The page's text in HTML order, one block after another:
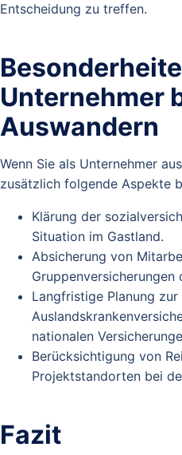
Entscheidung zu treffen.
Unternehmer
Auswandern
Wenn Sie als Unternehmer
zusätzlich folgende Aspekte
Klärung der
Situation im Gastland.
Absicherung von
Langfristige Planung
nationalen
Berücksichtigung von
Projektstandorten bei
Fazit